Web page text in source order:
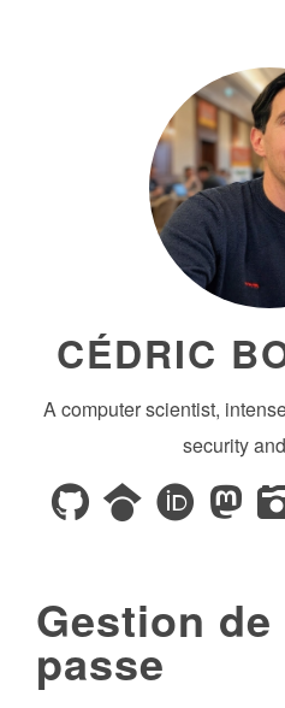
CÉDRIC
A computer scientist,
security
Gestion
passe